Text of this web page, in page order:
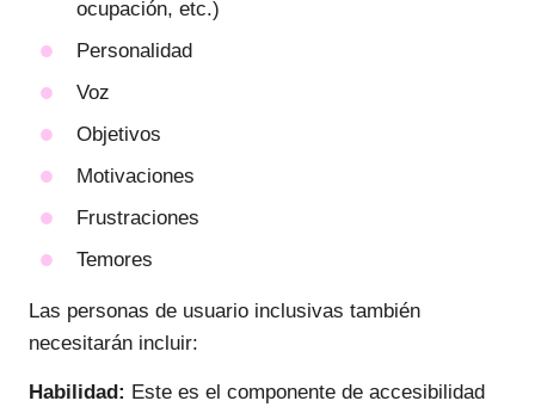
ocupación, etc.)
Personalidad
Voz
Objetivos
Motivaciones
Frustraciones
Temores
Las personas de usuario inclusivas también
necesitarán incluir:
Habilidad: Este es el componente de accesibilidad